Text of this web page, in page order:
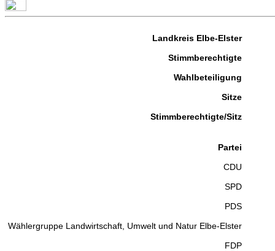
Landkreis Elbe-Elster
Stimmberechtigte
Wahlbeteiligung
Sitze
Stimmberechtigte/Sitz
Partei
CDU
SPD
PDS
Wählergruppe Landwirtschaft, Umwelt und Natur Elbe-Elster
FDP